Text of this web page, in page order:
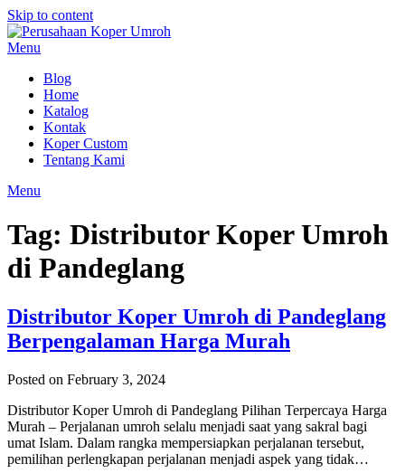
Skip to content
Menu
Blog
Home
Katalog
Kontak
Koper Custom
Tentang Kami
Menu
Tag: Distributor Koper Umroh
di Pandeglang
Distributor Koper Umroh di Pandeglang
Berpengalaman Harga Murah
Posted on February 3, 2024
Distributor Koper Umroh di Pandeglang Pilihan Terpercaya Harga
Murah – Perjalanan umroh selalu menjadi saat yang sakral bagi
umat Islam. Dalam rangka mempersiapkan perjalanan tersebut,
pemilihan perlengkapan perjalanan menjadi aspek yang tidak…